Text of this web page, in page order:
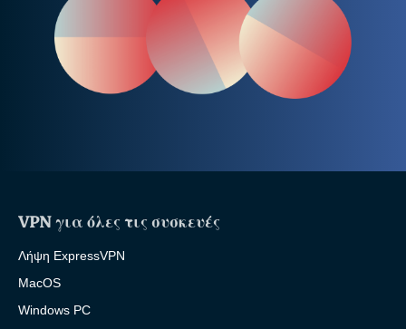
VPN για όλες τις συσκευές
Λήψη ExpressVPN
MacOS
Windows PC